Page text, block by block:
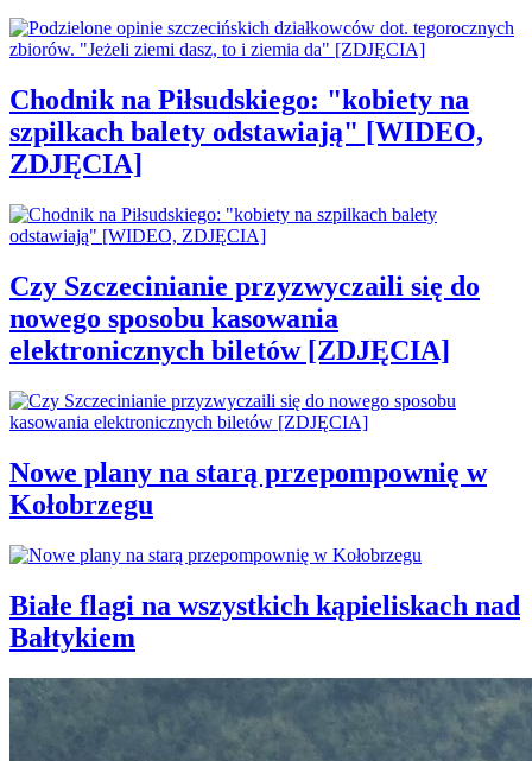
Chodnik na Piłsudskiego: "kobiety na
szpilkach balety odstawiają" [WIDEO,
ZDJĘCIA]
Czy Szczecinianie przyzwyczaili się do
nowego sposobu kasowania
elektronicznych biletów [ZDJĘCIA]
Nowe plany na starą przepompownię w
Kołobrzegu
Białe flagi na wszystkich kąpieliskach nad
Bałtykiem